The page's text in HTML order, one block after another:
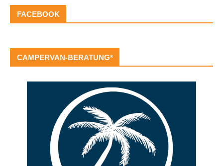
FACEBOOK
CAMPERVAN-BERATUNG*